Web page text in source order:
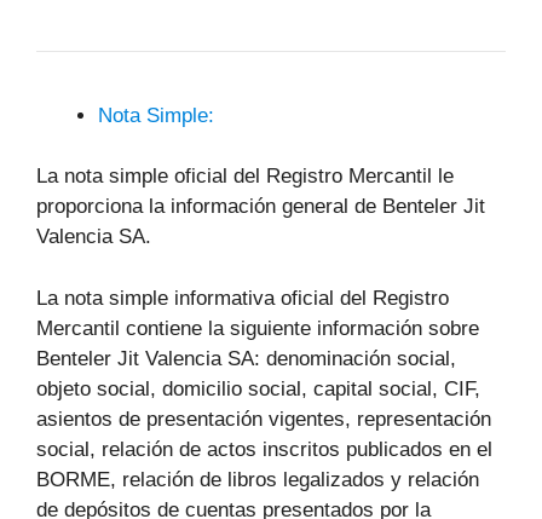
Nota Simple:
La nota simple oficial del Registro Mercantil le
proporciona la información general de Benteler Jit
Valencia SA.
La nota simple informativa oficial del Registro
Mercantil contiene la siguiente información sobre
Benteler Jit Valencia SA: denominación social,
objeto social, domicilio social, capital social, CIF,
asientos de presentación vigentes, representación
social, relación de actos inscritos publicados en el
BORME, relación de libros legalizados y relación
de depósitos de cuentas presentados por la